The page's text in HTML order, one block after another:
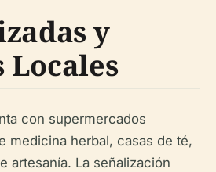
y
Locales
con supermercados
medicina herbal, casas de té,
artesanía. La señalización